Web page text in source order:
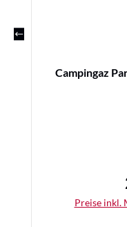
Durchschnittliche
Campingaz
Preise inkl.